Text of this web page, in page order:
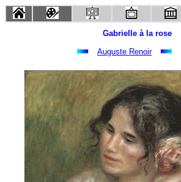
Gabrielle à la rose
Auguste Renoir